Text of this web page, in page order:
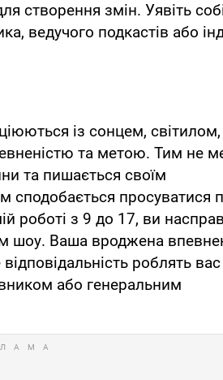
створення змін. Уявіть
ведучого подкастів або
із сонцем, світилом,
та метою. Тим не
та пишається своїм
просуватися
роботі з 9 до 17, ви
шоу. Ваша вроджена
роблять вас
або генеральним